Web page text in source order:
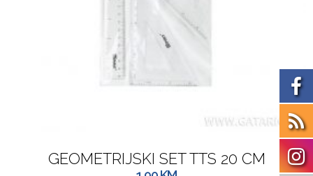
GEOMETRIJSKI SET TTS 20 CM